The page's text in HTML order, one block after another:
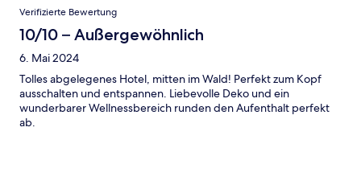
Verifizierte Bewertung
10/10 – Außergewöhnlich
6. Mai 2024
Tolles abgelegenes Hotel, mitten im Wald! Perfekt zum Kopf
ausschalten und entspannen. Liebevolle Deko und ein
wunderbarer Wellnessbereich runden den Aufenthalt perfekt
ab.